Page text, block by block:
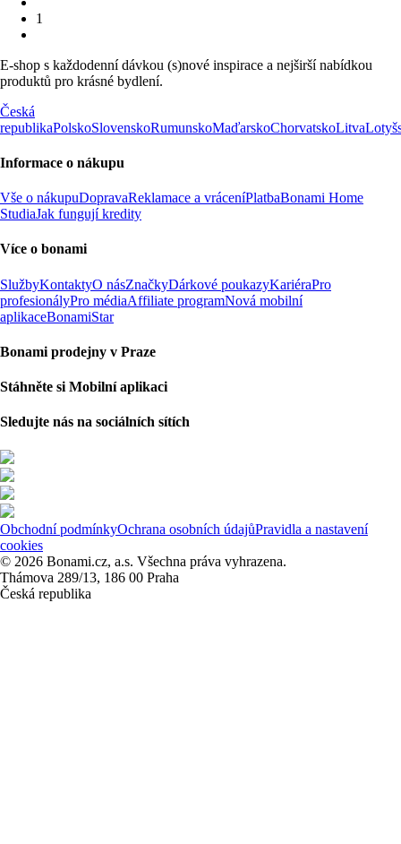
1
E-shop s každodenní dávkou (s)nové inspirace a nejširší nabídkou
produktů pro krásné bydlení.
Česká
republikaPolskoSlovenskoRumunskoMaďarskoChorvatskoLitva
Informace o nákupu
Vše o nákupuDopravaReklamace a vráceníPlatbaBonami Home
StudiaJak fungují kredity
Více o bonami
SlužbyKontaktyO násZnačkyDárkové poukazyKariéraPro
profesionályPro médiaAffiliate programNová mobilní
aplikaceBonamiStar
Bonami prodejny v Praze
Stáhněte si Mobilní aplikaci
Sledujte nás na sociálních sítích
Obchodní podmínkyOchrana osobních údajůPravidla a nastavení
cookies
© 2026 Bonami.cz, a.s. Všechna práva vyhrazena.
Thámova 289/13, 186 00 Praha
Česká republika